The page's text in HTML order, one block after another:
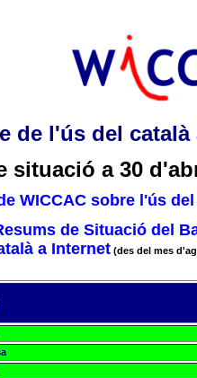
de l'ús del català
situació a 30
WICCAC sobre l'ús
de Situació del
a Internet (des del mes